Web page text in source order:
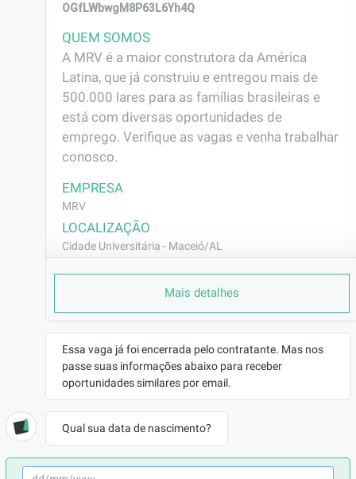
OGfLWbwgM8P63L6Yh4Q
QUEM SOMOS
A MRV é a maior construtora da América
Latina, que já construiu e entregou mais de
500.000 lares para as famílias brasileiras e
está com diversas oportunidades de
emprego. Verifique as vagas e venha trabalhar
conosco.
EMPRESA
MRV
LOCALIZAÇÃO
Cidade Universitária - Maceió/AL
CONTRATO
REMUNERAÇÃO
R$1518,00
VAGA AFIRMATIVA
Não
Construção Civil
BENEFÍCIOS
a combinar
Mais detalhes
Essa vaga já foi encerrada pelo contratante. Mas nos
passe suas informações abaixo para receber
oportunidades similares por email.
Qual sua data de nascimento?